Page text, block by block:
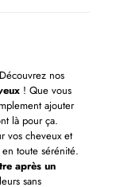
nos
! Que vous
ajouter
là pour ça.
vos cheveux et
toute sérénité.
après un
sans